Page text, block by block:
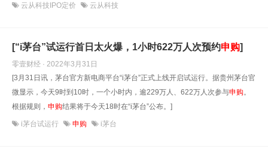
云从科技IPO定价 云从科技
[“i茅台”试运行首日太火爆，1小时622万人次预约申购]
零壹财经 · 2022年3月31日
[3月31日讯，茅台官方新电商平台“i茅台”正式上线开启试运行。据贵州茅台官
微显示，今天9时到10时，一个小时内，逾229万人、622万人次参与申购。
根据规则， 申购结果将于今天18时在“i茅台”公布。]
i茅台试运行 申购 i茅台